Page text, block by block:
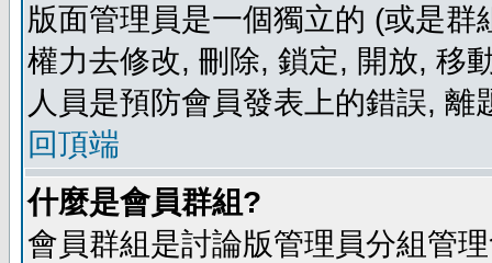
版面管理員是一個獨立的 (或是
權力去修改, 刪除, 鎖定, 開放, 移
人員是預防會員發表上的錯誤, 離
回頂端
什麼是會員群組?
會員群組是討論版管理員分組管